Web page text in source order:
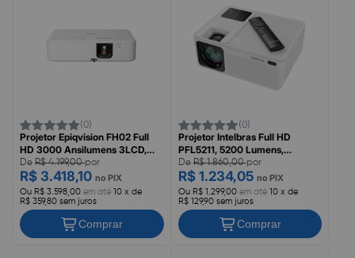
(0)
Projetor Epiqvision FH02 Full
HD 3000 Ansilumens 3LCD,
EPSON
De R$ 4.199,00por
R$ 3.418,10 no PIX
Ou R$ 3.598,00 em até 10 x de
R$ 359,80 sem juros
Comprar
(0)
Projetor Intelbras Full HD
PFL5211, 5200 Lumens,
4290057
DeR$ 1.860,00por
R$ 1.234,05 no PIX
Ou R$ 1.299,00em até 10 x de
R$ 129,90 sem juros
Comprar